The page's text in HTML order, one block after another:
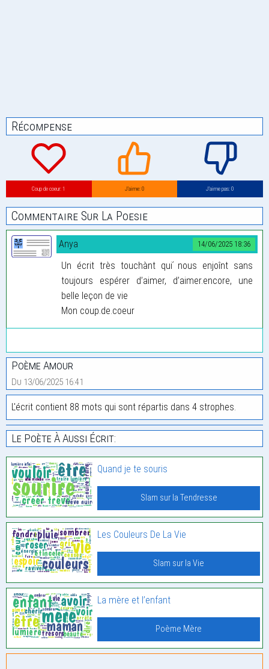
Récompense
Coup de coeur: 1 J’aime: 0 J’aime pas: 0
Commentaire Sur La Poesie
14/06/2025 18:36
Anya
Un écrit très touchànt qui ́nous enjoînt sans
toujours espérer d’aimer, d’aimer.encore, une
belle leçon de vie
Mon coup.de.coeur
Poème Amour
Du 13/06/2025 16:41
L'écrit contient 88 mots qui sont répartis dans 4 strophes.
Le Poète À Aussi Écrit:
Quand je te souris
Slam sur la Tendresse
Les Couleurs De La Vie
Slam sur la Vie
La mère et l’enfant
Poème Mère